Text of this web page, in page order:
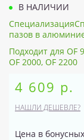
В НАЛИЧИИ
пазов в
Подходит для OF
OF 2000, OF 2200
4 609 р.
НАШЛИ ДЕШЕВЛЕ?
Цена в